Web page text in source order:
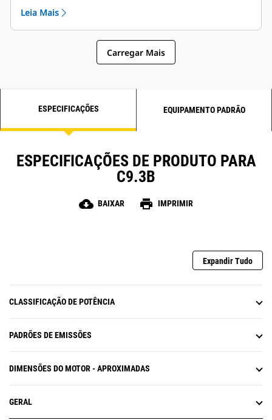
hp/l) oferece a fabricantes de equipamentos
originais (OEMs)a capacidade de reduzir a
instalação do motor sem sacrificar o desempenho.
Opções de motor totalmente configuráveis e
unidade de energia industrial (IPU, Industrial Power
significativos de design, validação e fabricação.
Leia Mais
Carregar Mais
ESPECIFICAÇÕES EQUIPAMENTO PADRÃO
ESPECIFICAÇÕES DE PRODUTO PARA
C9.3B
cloud_download BAIXAR print IMPRIMIR
Expandir Tudo
CLASSIFICAÇÃO DE POTÊNCIA
PADRÕES DE EMISSÕES
DIMENSÕES DO MOTOR - APROXIMADAS
GERAL